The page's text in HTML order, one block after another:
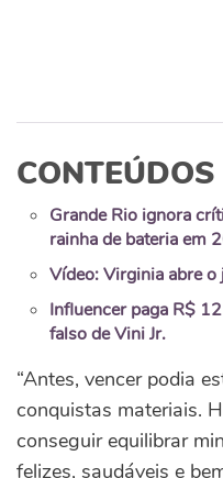
Grande Rio ignora
rainha de bateria em
Vídeo: Virginia abre
Influencer paga R$
falso de Vini Jr.
“Antes, vencer podia
conquistas materiais.
conseguir equilibrar
felizes, saudáveis e